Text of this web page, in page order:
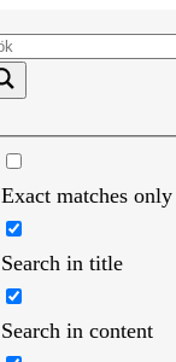
Exact matches only
Search in title
Search in content